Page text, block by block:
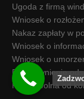
Ugoda z firmą
Wniosek o
Nakaz zapłaty w
Wniosek o
Wniosek o
Przedawnienie
Kwota wolna od